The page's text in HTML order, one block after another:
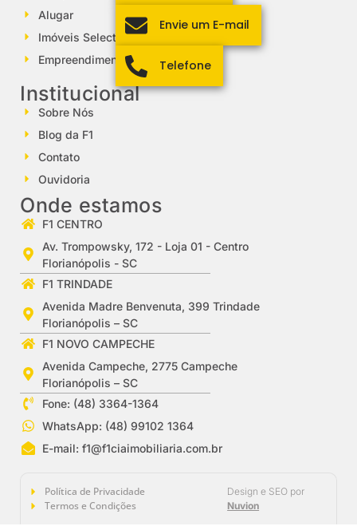
Alugar
Imóveis Select
Empreendimentos
Institucional
Sobre Nós
Blog da F1
Contato
Ouvidoria
Onde estamos
F1 CENTRO
Av. Trompowsky, 172 - Loja 01 - Centro
Florianópolis - SC
F1 TRINDADE
Avenida Madre Benvenuta, 399 Trindade
Florianópolis – SC
F1 NOVO CAMPECHE
Avenida Campeche, 2775 Campeche
Florianópolis – SC
Fone: (48) 3364-1364
WhatsApp: (48) 99102 1364
E-mail:f1@f1ciaimobiliaria.com.br
Política de Privacidade
Termos e Condições
Design e SEO por
Nuvion
Envie um E-mail
Telefone